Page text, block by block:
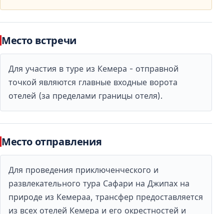
Купание в природных водоёмах
В тёплое время года тур включает остановки у рек
или водопадов, где можно освежиться в кристально
Во многих турах обед включён в стоимость и
ресторане.
Место встречи
Для участия в туре из Кемера - отправной
точкой являются главные входные ворота
отелей (за пределами границы отеля).
Место отправления
Для проведения приключенческого и
развлекательного тура Сафари на Джипах на
природе из Кемераа, трансфер предоставляется
из всех отелей Кемера и его окрестностей и